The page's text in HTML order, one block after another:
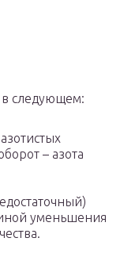
в следующем:
– азота
уменьшения